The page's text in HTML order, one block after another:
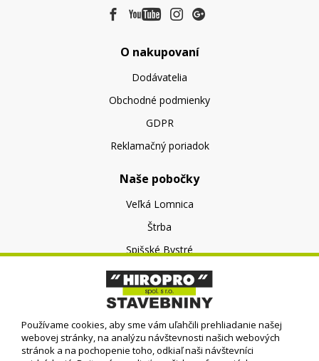
O nakupovaní
Dodávatelia
Obchodné podmienky
GDPR
Reklamačný poriadok
Naše pobočky
Veľká Lomnica
Štrba
Spišské Bystré
O nás
O spoločnosti
Kontakt
Používame cookies, aby sme vám uľahčili prehliadanie našej
webovej stránky, na analýzu návštevnosti našich webových
stránok a na pochopenie toho, odkiaľ naši návštevníci